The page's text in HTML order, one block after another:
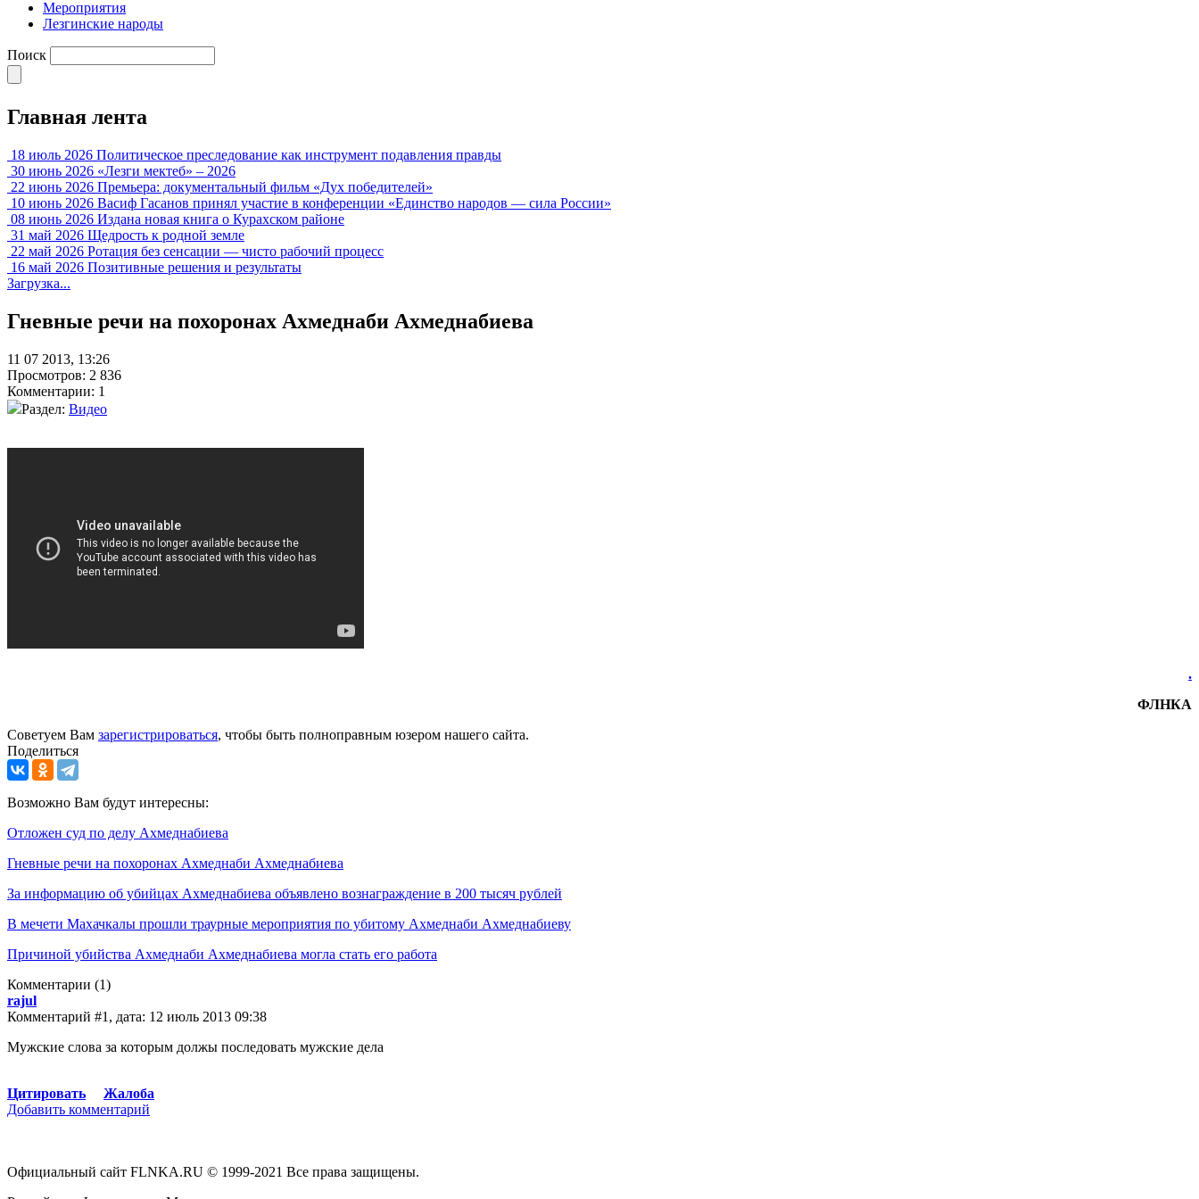
Мероприятия
Лезгинские народы
Поиск
Главная лента
18 июль 2026 Политическое преследование как инструмент подавления правды
30 июнь 2026 «Лезги мектеб» – 2026
22 июнь 2026 Премьера: документальный фильм «Дух победителей»
10 июнь 2026 Васиф Гасанов принял участие в конференции «Единство народов — сила России»
08 июнь 2026 Издана новая книга о Курахском районе
31 май 2026 Щедрость к родной земле
22 май 2026 Ротация без сенсации — чисто рабочий процесс
16 май 2026 Позитивные решения и результаты
Загрузка...
Гневные речи на похоронах Ахмеднаби Ахмеднабиева
11 07 2013, 13:26
Просмотров: 2 836
Комментарии: 1
Раздел: Видео
.
ФЛНКА
Советуем Вам зарегистрироваться, чтобы быть полноправным юзером нашего сайта.
Поделиться
Возможно Вам будут интересны:
Отложен суд по делу Ахмеднабиева
Гневные речи на похоронах Ахмеднаби Ахмеднабиева
За информацию об убийцах Ахмеднабиева объявлено вознаграждение в 200 тысяч рублей
В мечети Махачкалы прошли траурные мероприятия по убитому Ахмеднаби Ахмеднабиеву
Причиной убийства Ахмеднаби Ахмеднабиева могла стать его работа
Комментарии (1)
rajul
Комментарий #1, дата: 12 июль 2013 09:38
Мужские слова за которым должы последовать мужские дела
Цитировать
Жалоба
Добавить комментарий
Официальный сайт FLNKA.RU © 1999-2021 Все права защищены.